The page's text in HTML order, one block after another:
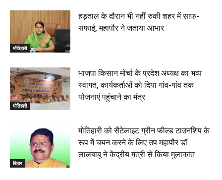
मोतिहारी
हड़ताल के दौरान भी नहीं रुकी शहर में साफ-
सफाई, महापौर ने जताया आभार
मोतिहारी
भाजपा किसान मोर्चा के प्रदेश अध्यक्ष का भव्य
स्वागत, कार्यकर्ताओं को दिया गांव-गांव तक
योजनाएं पहुंचाने का मंत्र
बिहार
मोतिहारी को सैटेलाइट ग्रीन फील्ड टाउनशिप के
रूप में चयन करने के लिए उप महापौर डॉ
लालबाबू ने केंद्रीय मंत्री से किया मुलाकात